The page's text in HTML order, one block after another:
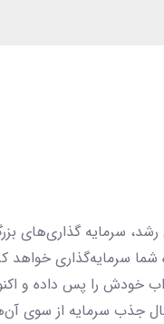
رشد، سرمایه گذاری‌های
بر پروژه شما
خودش را پس داده و
جذب سرمایه از سوی